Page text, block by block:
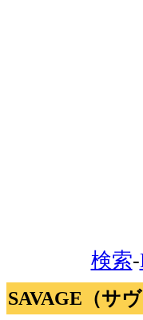
検索-
SAVAGE（サヴ